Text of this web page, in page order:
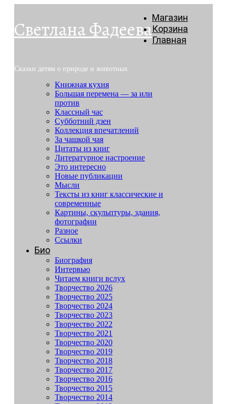
Светлана Фадеева
Сказки детям о природе и животных
Магазин
Корзина
Главная
Книжная кухня
Большая перемена — за или
против
Классный час
Субботний дзен
Коллекция впечатлений
За чашкой чая
Цитаты из книг
Литературное настроение
Это интересно
Новые публикации
Мысли
Тексты из книг классические и
современные
Картины, скульптуры, здания,
фотографии
Разное
Ссылки
Био
Биография
Интервью
Читаем книги вслух
Творчество 2026
Творчество 2025
Творчество 2024
Творчество 2023
Творчество 2022
Творчество 2021
Творчество 2020
Творчество 2019
Творчество 2018
Творчество 2017
Творчество 2016
Творчество 2015
Творчество 2014